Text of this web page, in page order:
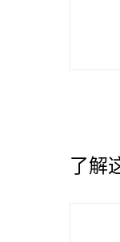
了解